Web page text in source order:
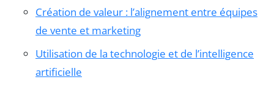
Création de valeur : l’alignement entre équipes
de vente et marketing
Utilisation de la technologie et de l’intelligence
artificielle